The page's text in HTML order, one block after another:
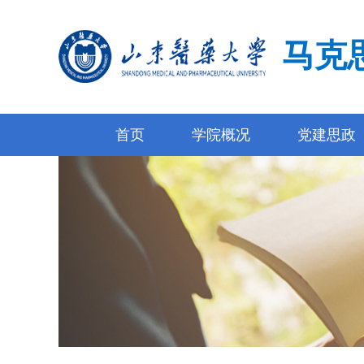
马克
首页 学院概况 党建思政